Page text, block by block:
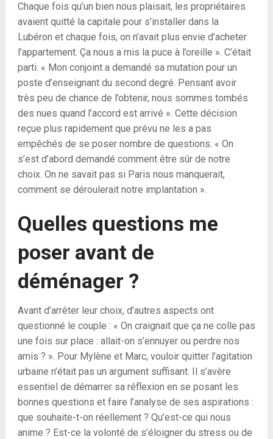
Chaque fois qu’un bien nous plaisait, les propriétaires
avaient quitté la capitale pour s’installer dans la
Lubéron et chaque fois, on n’avait plus envie d’acheter
l’appartement. Ça nous a mis la puce à l’oreille ». C’était
parti. « Mon conjoint a demandé sa mutation pour un
poste d’enseignant du second degré. Pensant avoir
très peu de chance de l’obtenir, nous sommes tombés
des nues quand l’accord est arrivé ». Cette décision
reçue plus rapidement que prévu ne les a pas
empêchés de se poser nombre de questions. « On
s’est d’abord demandé comment être sûr de notre
choix. On ne savait pas si Paris nous manquerait,
comment se déroulerait notre implantation ».
Quelles questions me
poser avant de
déménager ?
Avant d’arrêter leur choix, d’autres aspects ont
questionné le couple : « On craignait que ça ne colle pas
une fois sur place : allait-on s’ennuyer ou perdre nos
amis ? ». Pour Mylène et Marc, vouloir quitter l’agitation
urbaine n’était pas un argument suffisant. Il s’avère
essentiel de démarrer sa réflexion en se posant les
bonnes questions et faire l’analyse de ses aspirations :
que souhaite-t-on réellement ? Qu’est-ce qui nous
anime ? Est-ce la volonté de s’éloigner du stress ou de